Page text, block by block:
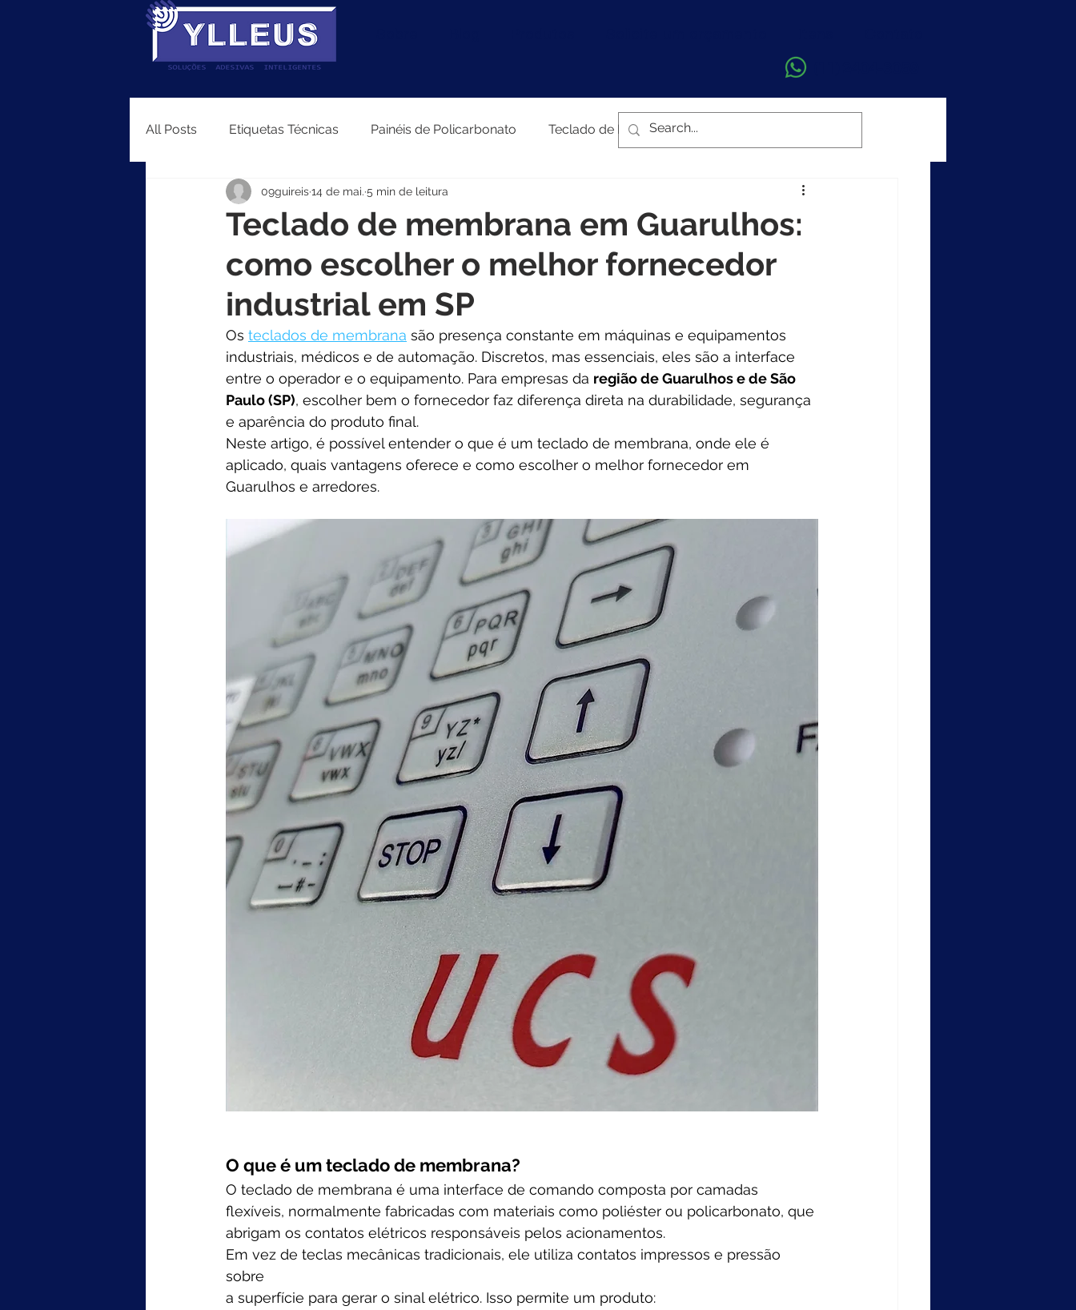
All Posts Etiquetas Técnicas Painéis de Policarbonato Teclado de Membrana
Teclado de membrana em Guarulhos:
como escolher o melhor fornecedor
industrial em SP
09guireis14 de mai. 5 min de leitura
Os teclados de membrana são presença constante em máquinas e equipamentos
industriais, médicos e de automação. Discretos, mas essenciais, eles são a interface
entre o operador e o equipamento. Para empresas da região de Guarulhos e de São
Paulo (SP), escolher bem o fornecedor faz diferença direta na durabilidade, segurança
e aparência do produto final.
Neste artigo, é possível entender o que é um teclado de membrana, onde ele é
aplicado, quais vantagens oferece e como escolher o melhor fornecedor em
Guarulhos e arredores.
O que é um teclado de membrana?
O teclado de membrana é uma interface de comando composta por camadas
flexíveis, normalmente fabricadas com materiais como poliéster ou policarbonato, que
abrigam os contatos elétricos responsáveis pelos acionamentos.
Em vez de teclas mecânicas tradicionais, ele utiliza contatos impressos e pressão
sobre
a superfície para gerar o sinal elétrico. Isso permite um produto: